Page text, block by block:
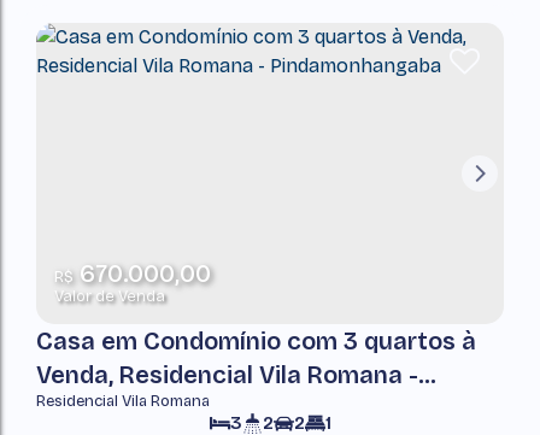
R$670.000,00
Valor de Venda
Casa em Condomínio com 3 quartos à
Venda, Residencial Vila Romana -
Pindamonhangaba
Residencial Vila Romana
3 2 1
2